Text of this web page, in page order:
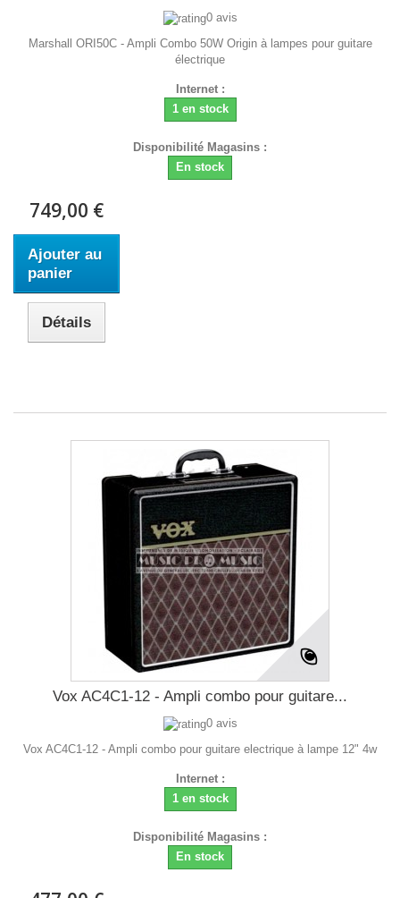
0 avis
Marshall ORI50C - Ampli Combo 50W Origin à lampes pour guitare
électrique
Internet :
1 en stock
Disponibilité Magasins :
En stock
749,00 €
Ajouter au
panier
Détails
Vox AC4C1-12 - Ampli combo pour guitare...
0 avis
Vox AC4C1-12 - Ampli combo pour guitare electrique à lampe 12" 4w
Internet :
1 en stock
Disponibilité Magasins :
En stock